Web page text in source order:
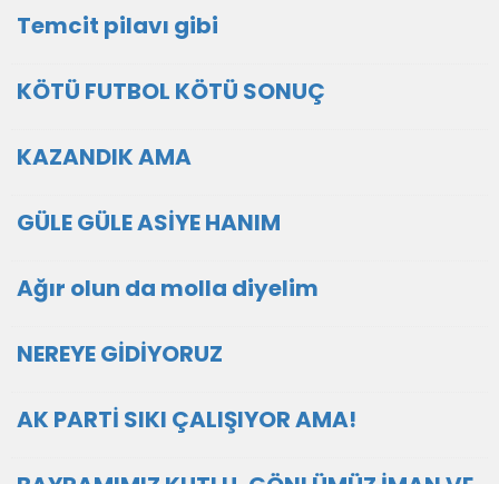
Temcit pilavı gibi
KÖTÜ FUTBOL KÖTÜ SONUÇ
KAZANDIK AMA
GÜLE GÜLE ASİYE HANIM
Ağır olun da molla diyelim
NEREYE GİDİYORUZ
AK PARTİ SIKI ÇALIŞIYOR AMA!